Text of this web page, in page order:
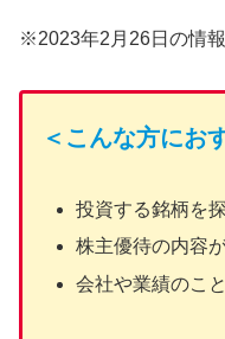
※2023年2月26日の情
＜こんな方にお
投資する銘柄を
株主優待の内容
会社や業績のこ